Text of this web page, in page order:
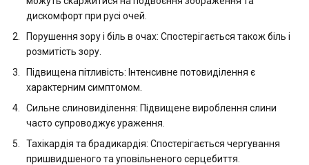
дискомфорт при русі очей.
Порушення зору і біль в очах: Спостерігається також біль і
розмитість зору.
Підвищена пітливість: Інтенсивне потовиділення є
характерним симптомом.
Сильне слиновиділення: Підвищене вироблення слини
часто супроводжує ураження.
Тахікардія та брадикардія: Спостерігається чергування
пришвидшеного та уповільненого серцебиття.